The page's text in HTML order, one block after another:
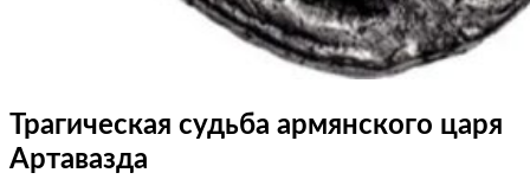
Трагическая судьба армянского царя
Артавазда